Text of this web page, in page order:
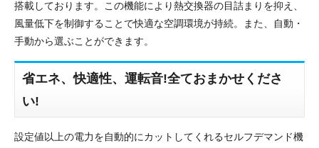
搭載しております。この機能により熱交換器の目詰まりを抑え、
風量低下を制御することで快適な空調環境が持続。また、自動・
手動から選ぶことができます。
省エネ、快適性、運転音!全ておまかせくださ
い!
設定値以上の電力を自動的にカットしてくれるセルフデマンド機